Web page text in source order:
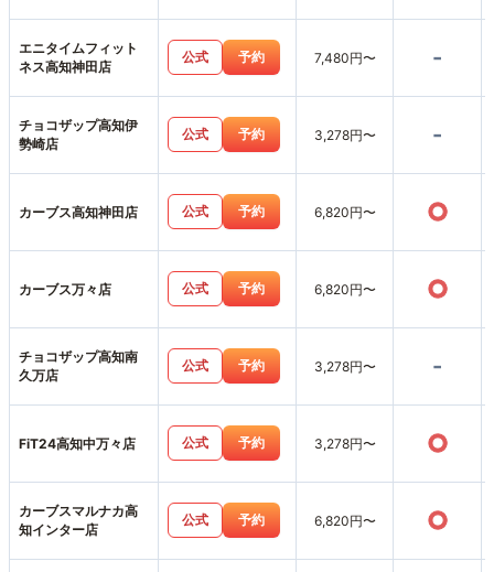
エニタイムフィット
ネス高知神田店
公式 予約 7,480円〜 -
チョコザップ高知伊
勢崎店
公式 予約 3,278円〜 -
カーブス高知神田店 公式 予約 6,820円〜 ○
カーブス万々店 公式 予約 6,820円〜 ○
チョコザップ高知南
久万店
公式 予約 3,278円〜 -
FiT24高知中万々店 公式 予約 3,278円〜 ○
カーブスマルナカ高
知インター店
公式 予約 6,820円〜 ○